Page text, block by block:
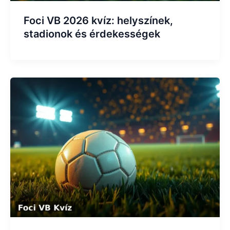
Foci VB 2026 kvíz: helyszínek,
stadionok és érdekességek